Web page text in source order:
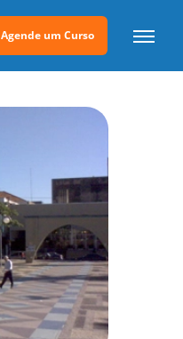
Agende um Curso